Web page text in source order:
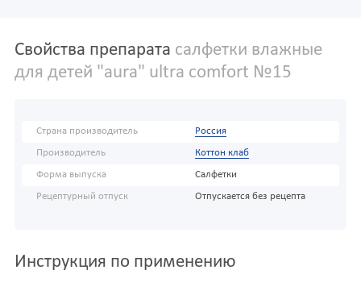
Свойства препарата салфетки влажные
для детей "aura" ultra comfort №15
Страна производитель Россия
Производитель Коттон клаб
Форма выпуска Салфетки
Рецептурный отпуск Отпускается без рецепта
Инструкция по применению